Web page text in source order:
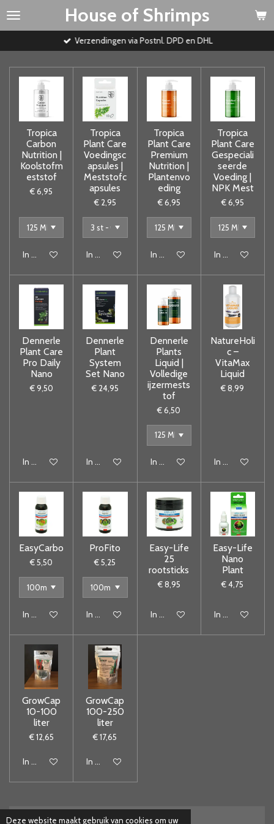
Deze website maakt gebruik van cookies om uw
Ga
House of Shrimps
Verzendingen via Postnl. DPD en DHL
Tropica
Carbon
Nutrition |
Koolstofm
eststof
€ 6,95
In winkelwagen
Tropica
Plant Care
Voedingsc
apsules |
Meststofc
apsules
€ 2,95
In winkelwagen
Tropica
Plant Care
Premium
Nutrition |
Plantenvo
eding
€ 6,95
In winkelwagen
Tropica
Plant Care
Gespeciali
seerde
Voeding |
NPK Mest
€ 6,95
In winkelwagen
Dennerle
Plant Care
Pro Daily
Nano
€ 9,50
In winkelwagen
Dennerle
Plant
System
Set Nano
€ 24,95
In winkelwagen
Dennerle
Plants
Liquid |
Volledige
ijzermests
tof
€ 6,50
In winkelwagen
NatureHoli
c –
VitaMax
Liquid
€ 8,99
In winkelwagen
EasyCarbo
€ 5,50
In winkelwagen
ProFito
€ 5,25
In winkelwagen
Easy-Life
25
rootsticks
€ 8,95
In winkelwagen
Easy-Life
Nano
Plant
€ 4,75
In winkelwagen
GrowCap
10-100
liter
€ 12,65
In winkelwagen
GrowCap
100-250
liter
€ 17,65
In winkelwagen